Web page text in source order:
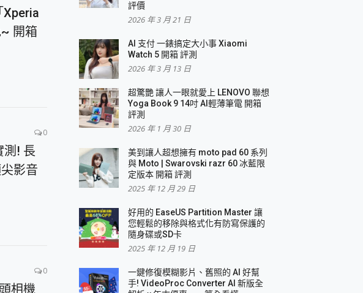
拍攝功能最好玩的美拍神機 vivo V30 Pro
評測
行動電源 開箱 評測
NT$0 起
進駐大巨蛋萬人盛典
Xperia
開箱
0
測! 長
影音
0
相機
評價
2026 年 3 月 21 日
AI 支付 一錶搞定大小事 Xiaomi
Watch 5 開箱 評測
2026 年 3 月 13 日
超驚艷 讓人一眼就愛上 LENOVO 聯想
Yoga Book 9 14吋 AI輕薄筆電 開箱
評測
2026 年 1 月 30 日
美到讓人超想擁有 moto pad 60 系列
與 Moto | Swarovski razr 60 冰藍限
定版本 開箱 評測
2025 年 12 月 29 日
好用的 EaseUS Partition Master 讓
您輕鬆的移除與格式化有防寫保護的
隨身碟或SD卡
2025 年 12 月 19 日
一鍵修復模糊影片、舊照的 AI 好幫
手! VideoProc Converter AI 新版全